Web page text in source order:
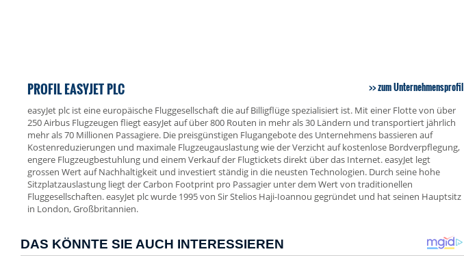
PROFIL EASYJET PLC zum Unternehmensprofil
easyJet plc ist eine europäische Fluggesellschaft die auf Billigflüge spezialisiert ist. Mit einer Flotte von über
250 Airbus Flugzeugen fliegt easyJet auf über 800 Routen in mehr als 30 Ländern und transportiert jährlich
mehr als 70 Millionen Passagiere. Die preisgünstigen Flugangebote des Unternehmens bassieren auf
Kostenreduzierungen und maximale Flugzeugauslastung wie der Verzicht auf kostenlose Bordverpflegung,
engere Flugzeugbestuhlung und einem Verkauf der Flugtickets direkt über das Internet. easyJet legt
grossen Wert auf Nachhaltigkeit und investiert ständig in die neusten Technologien. Durch seine hohe
Sitzplatzauslastung liegt der Carbon Footprint pro Passagier unter dem Wert von traditionellen
Fluggesellschaften. easyJet plc wurde 1995 von Sir Stelios Haji-Ioannou gegründet und hat seinen Hauptsitz
in London, Großbritannien.